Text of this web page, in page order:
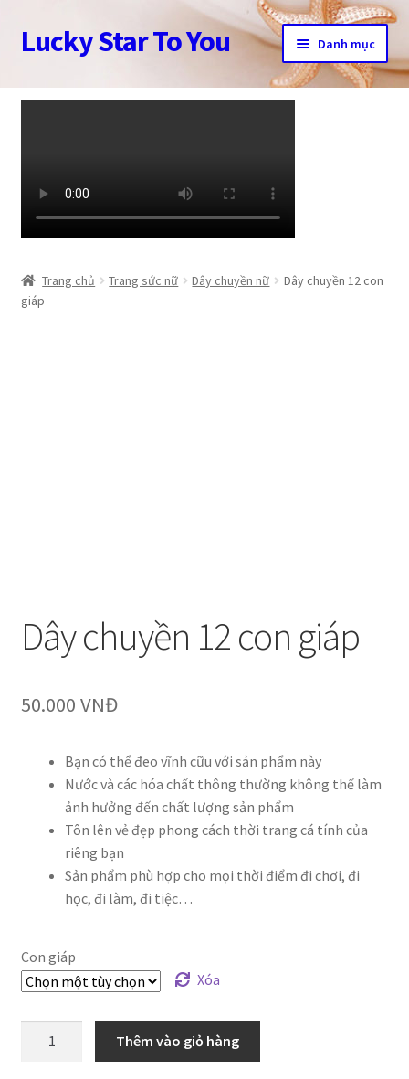
Đi
đến
hướng
Chuyển
đến
dung
Lucky Star To You Danh mục
Trang chủ
Cửa hàng
Tài khoản
Trang chủ Trang sức nữ Dây chuyền nữ
Dây chuyền 12 con
giáp
Dây chuyền 12 con giáp
50.000 VNĐ
Bạn có thể đeo vĩnh cữu với sản phẩm này
Nước và các hóa chất thông thường không thể làm
ảnh hưởng đến chất lượng sản phẩm
Tôn lên vẻ đẹp phong cách thời trang cá tính của
riêng bạn
Sản phẩm phù hợp cho mọi thời điểm đi chơi, đi
học, đi làm, đi tiệc…
Con giáp
Xóa
Thêm vào giỏ hàng